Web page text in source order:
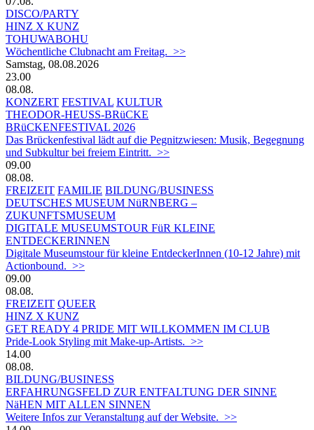
DISCO/PARTY
HINZ X KUNZ
TOHUWABOHU
Wöchentliche Clubnacht am Freitag. >>
Samstag, 08.08.2026
23.00
08.08.
KONZERT FESTIVAL KULTUR
THEODOR-HEUSS-BRüCKE
BRüCKENFESTIVAL 2026
Das Brückenfestival lädt auf die Pegnitzwiesen: Musik, Begegnung
und Subkultur bei freiem Eintritt. >>
09.00
08.08.
FREIZEIT FAMILIE BILDUNG/BUSINESS
DEUTSCHES MUSEUM NüRNBERG –
ZUKUNFTSMUSEUM
DIGITALE MUSEUMSTOUR FüR KLEINE
ENTDECKERINNEN
Digitale Museumstour für kleine EntdeckerInnen (10-12 Jahre) mit
Actionbound. >>
09.00
08.08.
FREIZEIT QUEER
HINZ X KUNZ
GET READY 4 PRIDE MIT WILLKOMMEN IM CLUB
Pride-Look Styling mit Make-up-Artists. >>
14.00
08.08.
BILDUNG/BUSINESS
ERFAHRUNGSFELD ZUR ENTFALTUNG DER SINNE
NäHEN MIT ALLEN SINNEN
Weitere Infos zur Veranstaltung auf der Website. >>